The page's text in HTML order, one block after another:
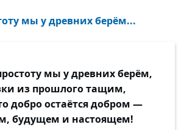
мы у древних берём...
мы у древних берём,
из прошлого тащим,
добро остаётся добром —
будущем и настоящем!